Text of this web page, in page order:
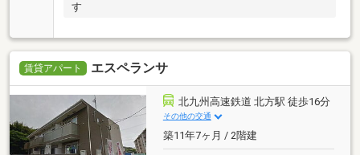
す
賃貸アパート エスペランサ
北九州高速鉄道 北方駅 徒歩16分
その他の交通
築11年7ヶ月 / 2階建